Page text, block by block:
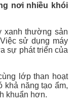
nơi nhiều khói
xanh thường sản
sử dụng máy
sự phát triển của
lớp than hoạt
khả năng tạo ẩm,
khuẩn hơn.